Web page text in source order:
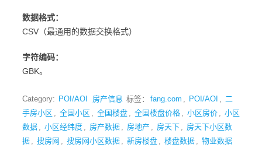
数据格式：
CSV（最通用的数据交换格式）
字符编码：
GBK。
Category: POI/AOI 房产信息 标签： fang.com , POI/AOI , 二
手房小区 , 全国小区 , 全国楼盘 , 全国楼盘价格 , 小区房价 , 小区
数据 , 小区经纬度 , 房产数据 , 房地产 , 房天下 , 房天下小区数
据 , 搜房网 , 搜房网小区数据 , 新房楼盘 , 楼盘数据 , 物业数据